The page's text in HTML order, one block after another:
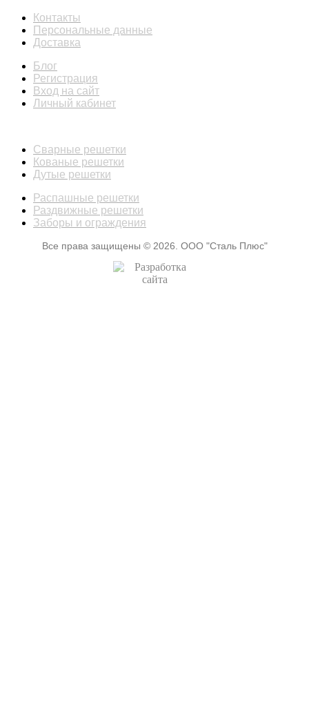
Контакты
Персональные данные
Доставка
Блог
Регистрация
Вход на сайт
Личный кабинет
Сварные решетки
Кованые решетки
Дутые решетки
Распашные решетки
Раздвижные решетки
Заборы и ограждения
Все права защищены © 2026. ООО "Сталь Плюс"